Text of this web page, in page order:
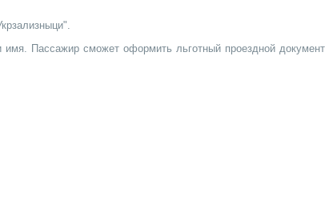
имя. Пассажир сможет оформить льготный проездной документ